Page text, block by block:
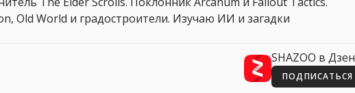
Old World и градостроители. Изучаю ИИ и загадки
SHAZOO в Дзен
ПОДПИСАТЬСЯ